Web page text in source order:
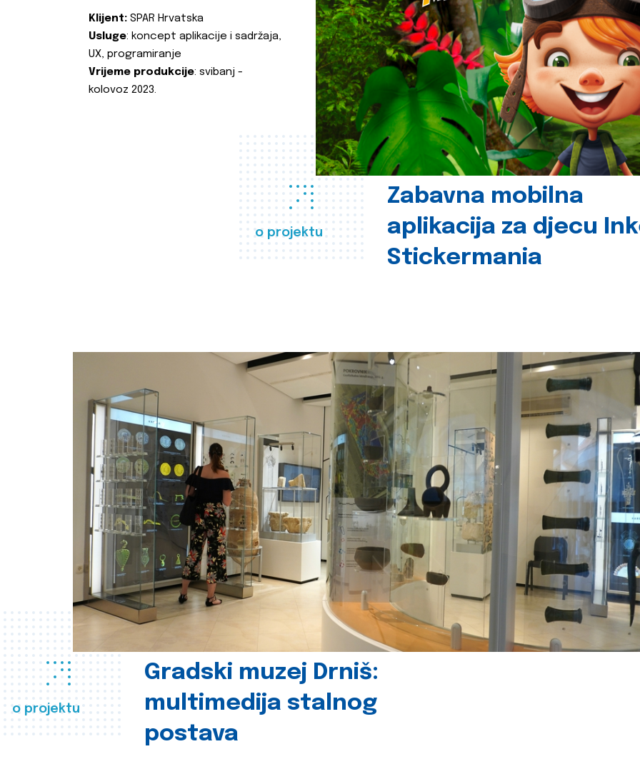
o projektu
Zabavna mobilna
aplikacija za djecu
Stickermania
Klijent: SPAR Hrvatska
Usluge: koncept aplikacije i sadržaja,
UX, programiranje
Vrijeme produkcije: svibanj -
kolovoz 2023.
o projektu
Gradski muzej Drniš:
multimedija stalnog
postava